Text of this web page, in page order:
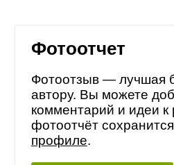
Фотоотчет
Фотоотзыв — лучшая
автору. Вы можете
комментарий и идеи к
фотоотчёт
профиле.